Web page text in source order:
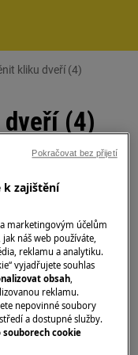
kliku dveří (4)
(4)
a
vždy opatrní, u
dvěma
a přiloženou
k zajištění
marketingovým účelům
náš web používáte,
reklamu a analytiku.
vyjadřujete souhlas
obsah,
reklamu.
nepovinné soubory
a dostupné služby.
souborech cookie
Pokračovat bez přijetí